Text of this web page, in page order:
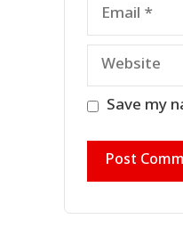
Website
Save my